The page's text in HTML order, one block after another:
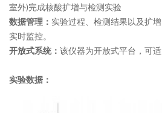
室外)完成核酸扩增与检测实验
数据管理： 实验过程、检测结果以及扩
实时监控。
开放式系统： 该仪器为开放式平台，可适
实验数据：